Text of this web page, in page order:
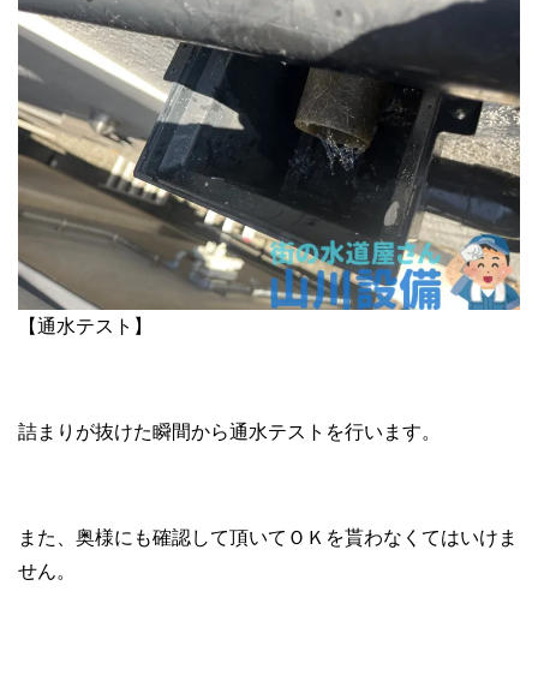
【通水テスト】
詰まりが抜けた瞬間から通水テストを行います。
また、奥様にも確認して頂いてＯＫを貰わなくてはいけま
せん。